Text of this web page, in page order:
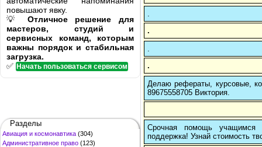
повышают явку.
💡 Отличное решение для
мастеров, студий и
сервисных команд, которым
важны порядок и стабильная
загрузка.
✅ Начать пользоваться сервисом
Разделы
Авиация и космонавтика (304)
Административное право (123)
.
.
Делаю рефераты, курсовые,
89675558705 Виктория.
Срочная помощь учащимся в
поддержка! Узнай стоимость